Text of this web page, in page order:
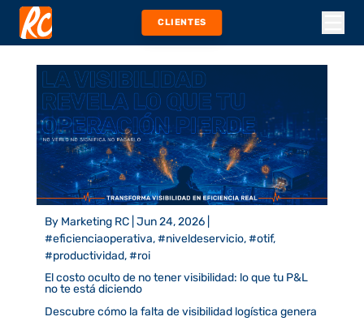
CLIENTES
By Marketing RC Jun 24, 2026|
#eficienciaoperativa, #niveldeservicio, #otif,
#productividad, #roi
El costo oculto de no tener visibilidad: lo que tu P&L
no te está diciendo
Descubre cómo la falta de visibilidad logística genera